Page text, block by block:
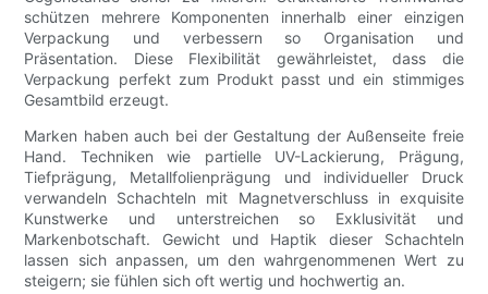
schützen mehrere Komponenten innerhalb einer einzigen
Verpackung und verbessern so Organisation und
Präsentation. Diese Flexibilität gewährleistet, dass die
Verpackung perfekt zum Produkt passt und ein stimmiges
Gesamtbild erzeugt.
Marken haben auch bei der Gestaltung der Außenseite freie
Hand. Techniken wie partielle UV-Lackierung, Prägung,
Tiefprägung, Metallfolienprägung und individueller Druck
verwandeln Schachteln mit Magnetverschluss in exquisite
Kunstwerke und unterstreichen so Exklusivität und
Markenbotschaft. Gewicht und Haptik dieser Schachteln
lassen sich anpassen, um den wahrgenommenen Wert zu
steigern; sie fühlen sich oft wertig und hochwertig an.